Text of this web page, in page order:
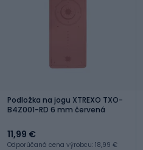
Podložka na jogu XTREXO TXO-
B4Z001-RD 6 mm červená
11,99 €
Odporúčaná cena výrobcu: 18,99 €